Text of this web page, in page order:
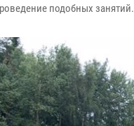
подобных занятий.